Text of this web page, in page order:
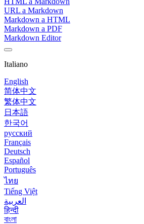
URL a Markdown
Markdown a HTML
Markdown a PDF
Markdown Editor
Italiano
English
简体中文
繁体中文
日本語
한국어
русский
Français
Deutsch
Español
Português
ไทย
Tiếng Việt
العربية
हिन्दी
বাংলা